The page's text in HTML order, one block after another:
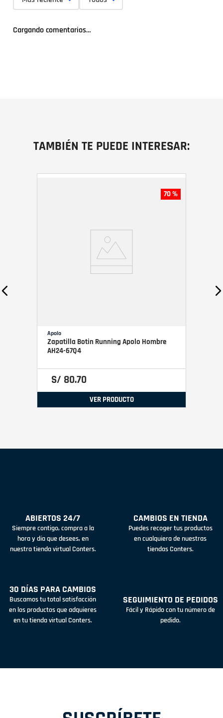
Cargando comentarios…
TAMBIÉN TE PUEDE INTERESAR:
70 %
Apolo
Zapatilla Botin Running Apolo Hombre
AH24-67Q4
S/ 80.70
VER PRODUCTO
ABIERTOS 24/7
Siempre contigo, compra a la
hora y día que desees, en
nuestra tienda virtual Conters.
CAMBIOS EN TIENDA
Puedes recoger tus productos
en cualquiera de nuestras
tiendas Conters.
30 DÍAS PARA CAMBIOS
Buscamos tu total satisfacción
en los productos que adquieres
en tu tienda virtual Conters.
SEGUIMIENTO DE PEDIDOS
Fácil y Rápido con tu número de
pedido.